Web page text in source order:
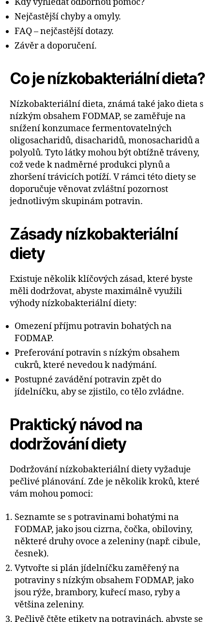
Nejčastější chyby a omyly.
FAQ – nejčastější dotazy.
Závěr a doporučení.
Co je nízkobakteriální dieta?
Nízkobakteriální dieta, známá také jako dieta s
nízkým obsahem FODMAP, se zaměřuje na
snížení konzumace fermentovatelných
oligosacharidů, disacharidů, monosacharidů a
polyolů. Tyto látky mohou být obtížně tráveny,
což vede k nadměrné produkci plynů a
zhoršení trávicích potíží. V rámci této diety se
doporučuje věnovat zvláštní pozornost
jednotlivým skupinám potravin.
Zásady nízkobakteriální
diety
Existuje několik klíčových zásad, které byste
měli dodržovat, abyste maximálně využili
výhody nízkobakteriální diety:
Omezení příjmu potravin bohatých na
FODMAP.
Preferování potravin s nízkým obsahem
cukrů, které nevedou k nadýmání.
Postupné zavádění potravin zpět do
jídelníčku, aby se zjistilo, co tělo zvládne.
Praktický návod na
dodržování diety
Dodržování nízkobakteriální diety vyžaduje
pečlivé plánování. Zde je několik kroků, které
vám mohou pomoci:
Seznamte se s potravinami bohatými na
FODMAP, jako jsou cizrna, čočka, obiloviny,
některé druhy ovoce a zeleniny (např. cibule,
česnek).
Vytvořte si plán jídelníčku zaměřený na
potraviny s nízkým obsahem FODMAP, jako
jsou rýže, brambory, kuřecí maso, ryby a
většina zeleniny.
Pečlivě čtěte etikety na potravinách, abyste se